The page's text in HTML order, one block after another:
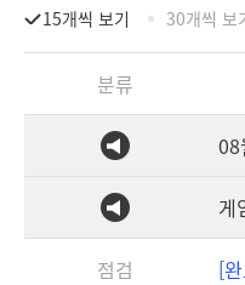
15개씩 보기 30개씩 보
분류
08
게
점검 [